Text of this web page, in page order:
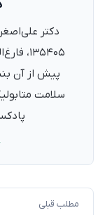
دکتر
پیش از آن
سلامت
مطلب قبلی